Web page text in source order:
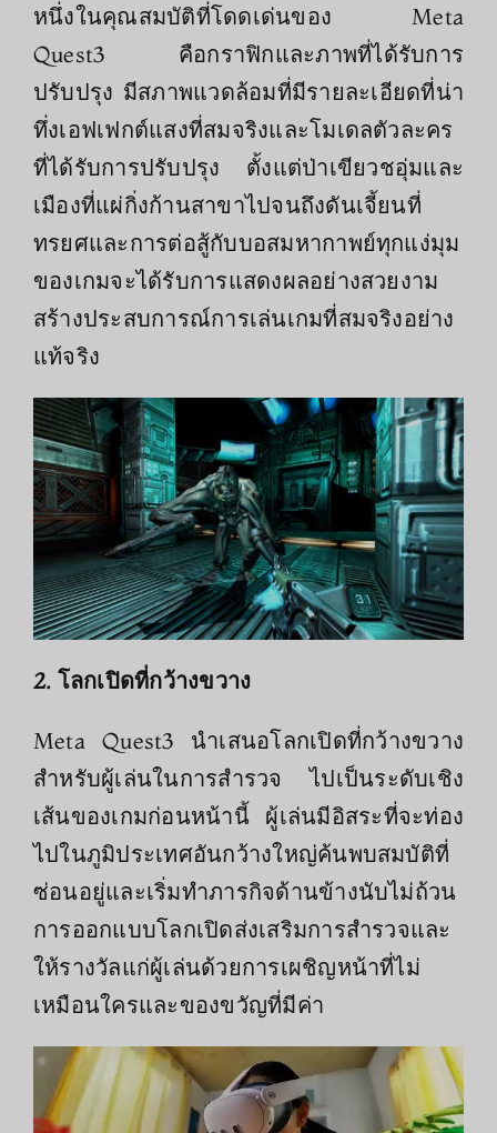
หนึ่งในคุณสมบัติที่โดดเด่นของ Meta
Quest3 คือกราฟิกและภาพที่ได้รับการ
ปรับปรุง มีสภาพแวดล้อมที่มีรายละเอียดที่น่า
ทึ่งเอฟเฟกต์แสงที่สมจริงและโมเดลตัวละคร
ที่ได้รับการปรับปรุง ตั้งแต่ป่าเขียวชอุ่มและ
เมืองที่แผ่กิ่งก้านสาขาไปจนถึงดันเจี้ยนที่
ทรยศและการต่อสู้กับบอสมหากาพย์ทุกแง่มุม
ของเกมจะได้รับการแสดงผลอย่างสวยงาม
สร้างประสบการณ์การเล่นเกมที่สมจริงอย่าง
แท้จริง
2. โลกเปิดที่กว้างขวาง
Meta Quest3 นําเสนอโลกเปิดที่กว้างขวาง
สําหรับผู้เล่นในการสํารวจ ไปเป็นระดับเชิง
เส้นของเกมก่อนหน้านี้ ผู้เล่นมีอิสระที่จะท่อง
ไปในภูมิประเทศอันกว้างใหญ่ค้นพบสมบัติที่
ซ่อนอยู่และเริ่มทําภารกิจด้านข้างนับไม่ถ้วน
การออกแบบโลกเปิดส่งเสริมการสํารวจและ
ให้รางวัลแก่ผู้เล่นด้วยการเผชิญหน้าที่ไม่
เหมือนใครและของขวัญที่มีค่า